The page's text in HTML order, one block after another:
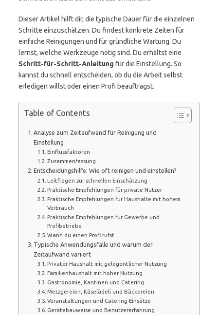
Dieser Artikel hilft dir, die typische Dauer für die einzelnen
Schritte einzuschätzen. Du findest konkrete Zeiten für
einfache Reinigungen und für gründliche Wartung. Du
lernst, welche Werkzeuge nötig sind. Du erhältst eine
Schritt-für-Schritt-Anleitung für die Einstellung. So
kannst du schnell entscheiden, ob du die Arbeit selbst
erledigen willst oder einen Profi beauftragst.
Table of Contents
Analyse zum Zeitaufwand für Reinigung und
Einstellung
Einflussfaktoren
Zusammenfassung
Entscheidungshilfe: Wie oft reinigen und einstellen?
Leitfragen zur schnellen Einschätzung
Praktische Empfehlungen für private Nutzer
Praktische Empfehlungen für Haushalte mit hohem
Verbrauch
Praktische Empfehlungen für Gewerbe und
Profibetriebe
Wann du einen Profi rufst
Typische Anwendungsfälle und warum der
Zeitaufwand variiert
Privater Haushalt mit gelegentlicher Nutzung
Familienhaushalt mit hoher Nutzung
Gastronomie, Kantinen und Catering
Metzgereien, Käselädeli und Bäckereien
Veranstaltungen und Catering-Einsätze
Gerätebauweise und Benutzererfahrung